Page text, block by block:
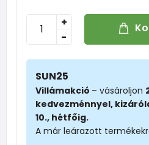
-
+
SUN25
Villámakció – vásároljon
kedvezménnyel,
10., hétfőig.
A már leárazott